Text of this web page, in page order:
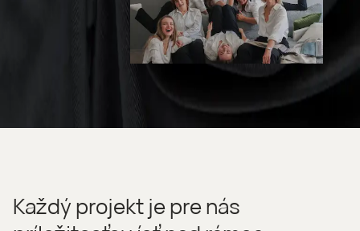
Každý projekt je pre nás